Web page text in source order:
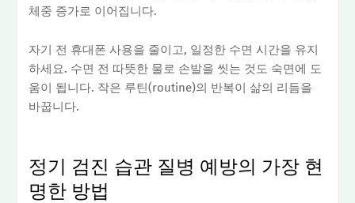
체중 증가로 이어집니다.
자기 전 휴대폰 사용을 줄이고, 일정한 수면 시간을 유지
하세요. 수면 전 따뜻한 물로 손발을 씻는 것도 숙면에 도
움이 됩니다. 작은 루틴(routine)의 반복이 삶의 리듬을
바꿉니다.
정기 검진 습관 질병 예방의 가장 현
명한 방법